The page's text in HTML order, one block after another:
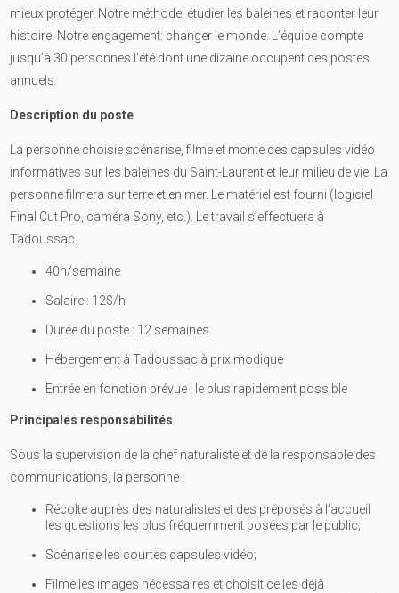
mieux protéger. Notre méthode: étudier les baleines et raconter leur
histoire. Notre engagement: changer le monde. L’équipe compte
jusqu’à 30 personnes l’été dont une dizaine occupent des postes
annuels.
Description du poste
La personne choisie scénarise, filme et monte des capsules vidéo
informatives sur les baleines du Saint-Laurent et leur milieu de vie. La
personne filmera sur terre et en mer. Le matériel est fourni (logiciel
Final Cut Pro, caméra Sony, etc.). Le travail s’effectuera à
Tadoussac.
40h/semaine
Salaire : 12$/h
Durée du poste : 12 semaines
Hébergement à Tadoussac à prix modique
Entrée en fonction prévue : le plus rapidement possible
Principales responsabilités
Sous la supervision de la chef naturaliste et de la responsable des
communications, la personne :
Récolte auprès des naturalistes et des préposés à l’accueil
les questions les plus fréquemment posées par le public;
Scénarise les courtes capsules vidéo;
Filme les images nécessaires et choisit celles déjà